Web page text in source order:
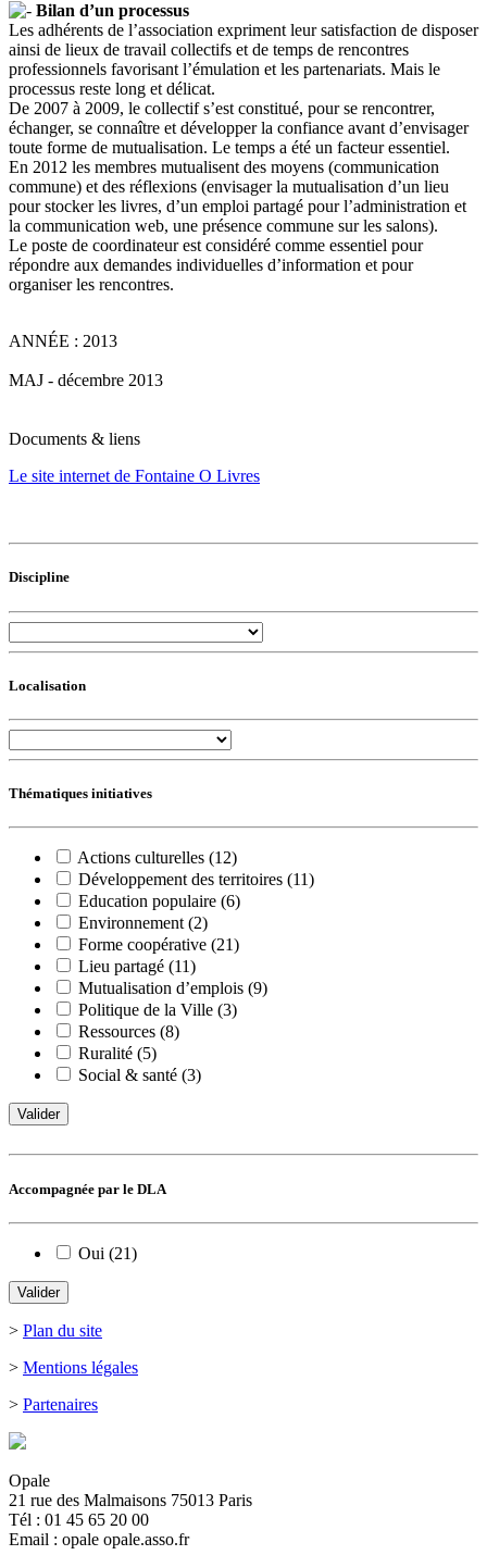
Bilan d’un processus
Les adhérents de l’association expriment leur satisfaction de disposer
ainsi de lieux de travail collectifs et de temps de rencontres
professionnels favorisant l’émulation et les partenariats. Mais le
processus reste long et délicat.
De 2007 à 2009, le collectif s’est constitué, pour se rencontrer,
échanger, se connaître et développer la confiance avant d’envisager
toute forme de mutualisation. Le temps a été un facteur essentiel.
En 2012 les membres mutualisent des moyens (communication
commune) et des réflexions (envisager la mutualisation d’un lieu
pour stocker les livres, d’un emploi partagé pour l’administration et
la communication web, une présence commune sur les salons).
Le poste de coordinateur est considéré comme essentiel pour
répondre aux demandes individuelles d’information et pour
organiser les rencontres.
ANNÉE : 2013
MAJ - décembre 2013
Documents & liens
Le site internet de Fontaine O Livres
Discipline
Localisation
Thématiques initiatives
Actions culturelles (12)
Développement des territoires (11)
Education populaire (6)
Environnement (2)
Forme coopérative (21)
Lieu partagé (11)
Mutualisation d’emplois (9)
Politique de la Ville (3)
Ressources (8)
Ruralité (5)
Social & santé (3)
Valider
Accompagnée par le DLA
Oui (21)
Valider
> Plan du site
> Mentions légales
> Partenaires
Opale
21 rue des Malmaisons 75013 Paris
Tél : 01 45 65 20 00
Email : opale opale.asso.fr